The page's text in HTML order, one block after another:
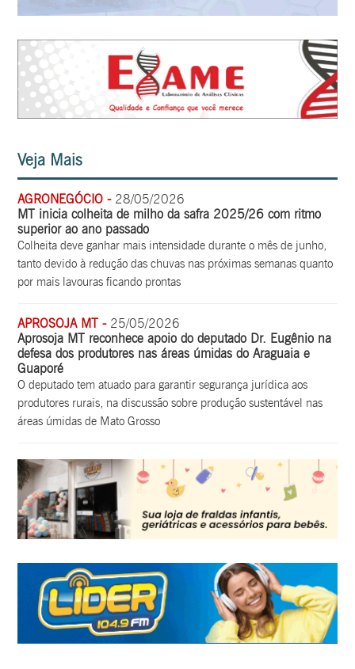
Veja Mais
AGRONEGÓCIO -28/05/2026
MT inicia colheita de milho da safra 2025/26 com ritmo
superior ao ano passado
Colheita deve ganhar mais intensidade durante o mês de junho,
tanto devido à redução das chuvas nas próximas semanas quanto
por mais lavouras ficando prontas
APROSOJA MT -25/05/2026
Aprosoja MT reconhece apoio do deputado Dr. Eugênio na
defesa dos produtores nas áreas úmidas do Araguaia e
Guaporé
O deputado tem atuado para garantir segurança jurídica aos
produtores rurais, na discussão sobre produção sustentável nas
áreas úmidas de Mato Grosso